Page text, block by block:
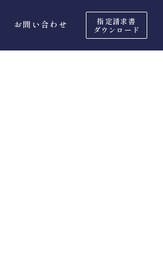
お問い合わせ
指定請求書
ダウンロード